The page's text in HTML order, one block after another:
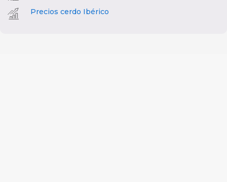
Precios cerdo Ibérico